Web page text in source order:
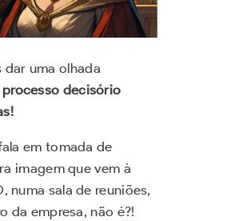
dar uma olhada
processo decisório
em tomada de
imagem que vem à
numa sala de reuniões,
da empresa, não é?!